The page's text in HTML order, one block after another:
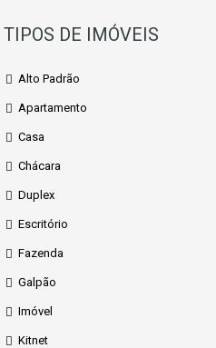
TIPOS DE IMÓVEIS
Alto Padrão
Apartamento
Casa
Chácara
Duplex
Escritório
Fazenda
Galpão
Imóvel
Kitnet